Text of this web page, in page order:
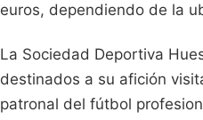
euros, dependiendo de la
La Sociedad Deportiva
destinados a su afición
patronal del fútbol